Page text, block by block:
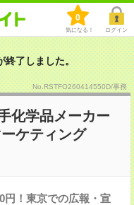
0
気になる！ ログイン
了しました。
No.RSTFO260414550D/事務
化学品メーカー
ケティング
円！東京での広報・宣